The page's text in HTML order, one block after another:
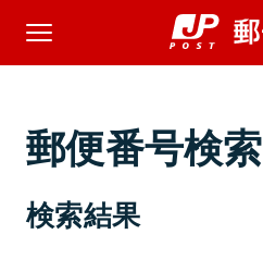
郵便番号検索
検索結果